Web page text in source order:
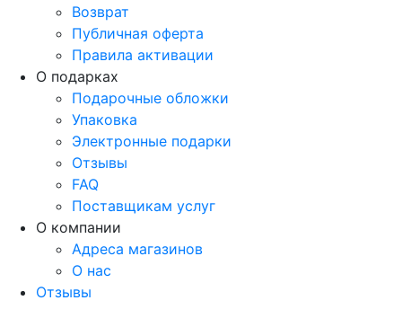
Возврат
Публичная оферта
Правила активации
О подарках
Подарочные обложки
Упаковка
Электронные подарки
Отзывы
FAQ
Поставщикам услуг
О компании
Адреса магазинов
О нас
Отзывы